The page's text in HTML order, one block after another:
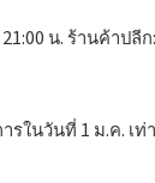
น. ร้านค้าปลีก
รในวันที่ 1 ม.ค. เ